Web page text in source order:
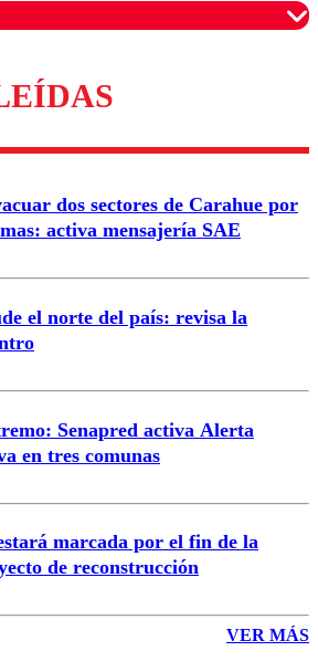
son moderados para garantizar un
diálogo respetuoso.
dos sectores de Carahue por
activa mensajería SAE
el norte del país: revisa la
Senapred activa Alerta
en tres comunas
marcada por el fin de la
de reconstrucción
VER MÁS